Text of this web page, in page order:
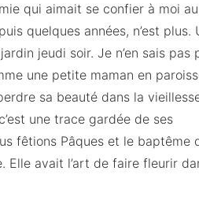
qui aimait se confier à moi
quelques années, n’est plus.
jeudi soir. Je n’en sais pas
une petite maman en
sa beauté dans la
une trace gardée de ses
fêtions Pâques et le baptême
Elle avait l’art de faire fleurir